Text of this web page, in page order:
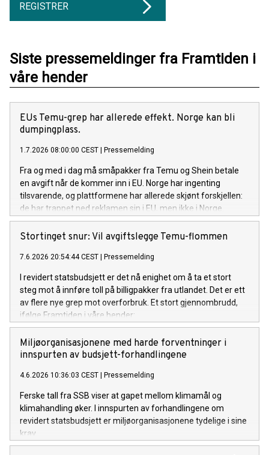
REGISTRER
Siste pressemeldinger fra Framtiden i
våre hender
EUs Temu-grep har allerede effekt. Norge kan bli
dumpingplass.
1.7.2026 08:00:00 CEST Pressemelding
Fra og med i dag må småpakker fra Temu og Shein betale
en avgift når de kommer inn i EU. Norge har ingenting
tilsvarende, og plattformene har allerede skjønt forskjellen:
de har trappet ned reklamen sin i EU, men ikke i Norge.
Framtiden i våre hender krever at regjeringen får på plass en
norsk Temu-avgift, på minst samme nivå som EU.
Stortinget snur: Vil avgiftslegge Temu-flommen
7.6.2026 20:54:44 CEST Pressemelding
I revidert statsbudsjett er det nå enighet om å ta et stort
steg mot å innføre toll på billigpakker fra utlandet. Det er ett
av flere nye grep mot overforbruk. Et stort gjennombrudd,
ifølge Framtiden i våre hender:
Miljøorganisasjonene med harde forventninger i
innspurten av budsjett-forhandlingene
4.6.2026 10:36:03 CEST Pressemelding
Ferske tall fra SSB viser at gapet mellom klimamål og
klimahandling øker. I innspurten av forhandlingene om
revidert statsbudsjett er miljøorganisasjonene tydelige i sine
krav.